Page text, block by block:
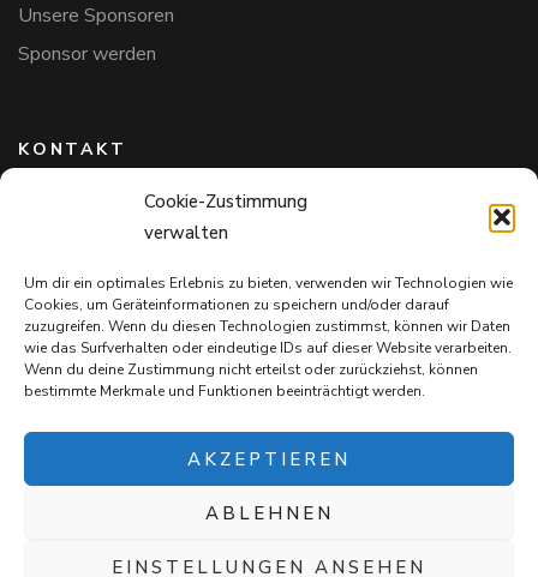
Cookie-Zustimmung
verwalten
Um dir ein optimales Erlebnis zu bieten, verwenden wir Technologien wie
Cookies, um Geräteinformationen zu speichern und/oder darauf
zuzugreifen. Wenn du diesen Technologien zustimmst, können wir Daten
wie das Surfverhalten oder eindeutige IDs auf dieser Website verarbeiten.
Wenn du deine Zustimmung nicht erteilst oder zurückziehst, können
bestimmte Merkmale und Funktionen beeinträchtigt werden.
AKZEPTIEREN
ABLEHNEN
EINSTELLUNGEN ANSEHEN
Unsere Sponsoren
Sponsor werden
KONTAKT
Hundefreunde in Bayern e.V.
Markus Willi Ebert
97711 Maßbach
+49 172 85 64 937
Hundefreundeinbayern@web.de
Hundefreunde in Bayern e.V. – und verwöhnt eure Fellnasen!